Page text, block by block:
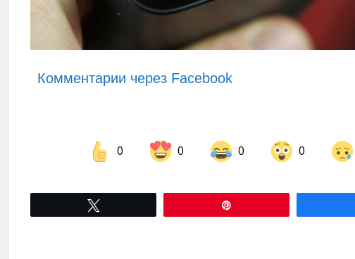
Комментарии через Facebook
0 0 0 0
Share on Facebook Share on LinkedIn